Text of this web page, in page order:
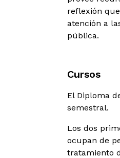
reflexión
atención a
pública.
Cursos
El Diploma
semestral.
Los dos
ocupan de
tratamiento